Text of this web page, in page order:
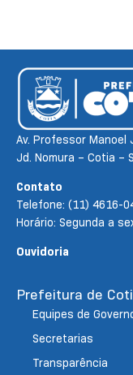
Av. Professor Manoel
Jd. Nomura – Cotia –
Contato
Telefone: (11) 4616-
Horário: Segunda a
Ouvidoria
Prefeitura de
Equipes de
Secretarias
Transparência